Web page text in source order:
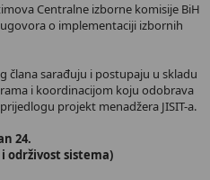
Centralne izborne komisije BiH
o implementaciji izbornih
člana sarađuju i postupaju u skladu
i koordinacijom koju odobrava
projekt menadžera JISIT-a.
24.
održivost sistema)